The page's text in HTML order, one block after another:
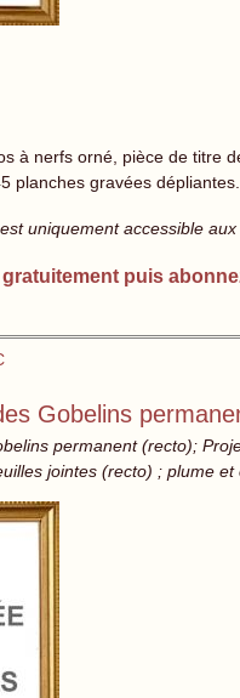
à nerfs orné, pièce de titre
planches gravées dépliantes.
uniquement accessible aux
puis
Gobelins
permanent (recto);
jointes (recto) ; plume